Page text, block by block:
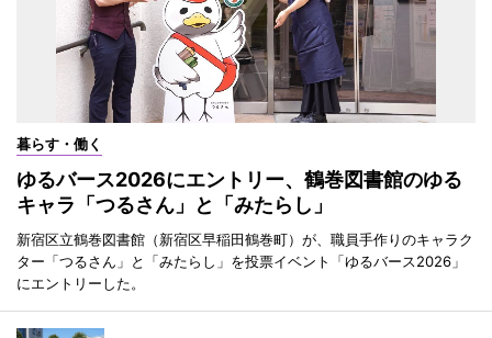
暮らす・働く
ゆるバース2026にエントリー、鶴巻図書館のゆる
キャラ「つるさん」と「みたらし」
新宿区立鶴巻図書館（新宿区早稲田鶴巻町）が、職員手作りのキャラク
ター「つるさん」と「みたらし」を投票イベント「ゆるバース2026」
にエントリーした。